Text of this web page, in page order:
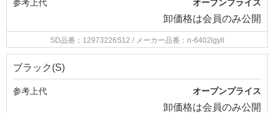
参考上代 オープンプライス
卸価格は会員のみ公開
SD品番：12973226S12 / メーカー品番：n-6402lgyll
ブラック(S)
参考上代 オープンプライス
卸価格は会員のみ公開